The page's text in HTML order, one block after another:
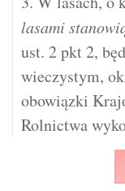
lasami
ust. 2 pkt 2,
wieczystym,
obowiązki
Rolnictwa